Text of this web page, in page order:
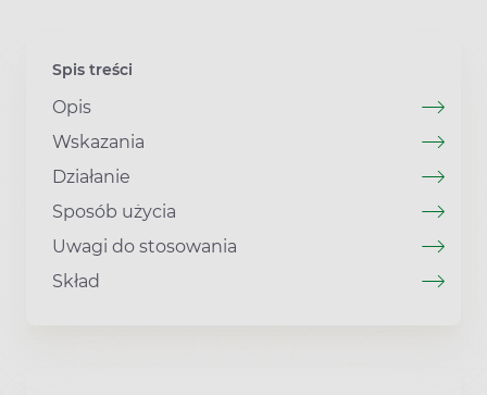
Spis treści
Opis
Wskazania
Działanie
Sposób użycia
Uwagi do stosowania
Skład